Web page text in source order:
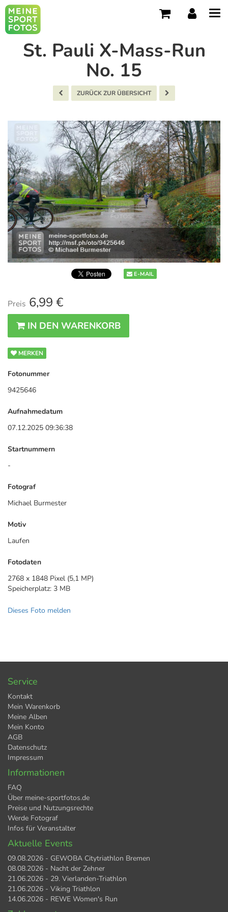
St. Pauli X-Mass-Run
No. 15
ZURÜCK ZUR ÜBERSICHT
E-MAIL
Preis 6,99 €
IN DEN WARENKORB
MERKEN
Fotonummer
9425646
Aufnahmedatum
07.12.2025 09:36:38
Startnummern
-
Fotograf
Michael Burmester
Motiv
Laufen
Fotodaten
2768 x 1848 Pixel (5,1 MP)
Speicherplatz: 3 MB
Dieses Foto melden
Service
Kontakt
Mein Warenkorb
Meine Alben
Mein Konto
AGB
Datenschutz
Impressum
Informationen
FAQ
Über meine-sportfotos.de
Preise und Nutzungsrechte
Werde Fotograf
Infos für Veranstalter
Aktuelle Events
09.08.2026 - GEWOBA Citytriathlon Bremen
08.08.2026 - Nacht der Zehner
21.06.2026 - 29. Vierlanden-Triathlon
21.06.2026 - Viking Triathlon
14.06.2026 - REWE Women's Run